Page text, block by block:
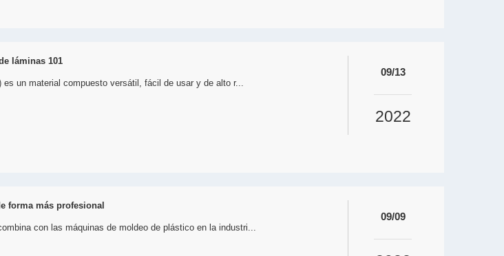
láminas 101
un material compuesto versátil, fácil de usar y de alto r...
09/13
2022
forma más profesional
con las máquinas de moldeo de plástico en la industri...
09/09